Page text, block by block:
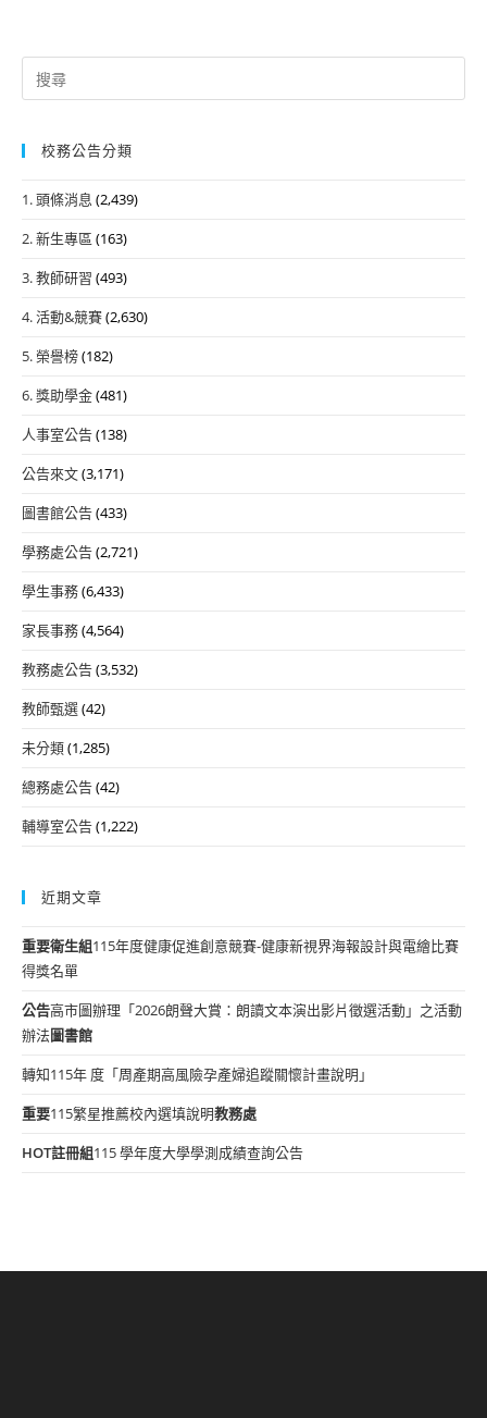
Search
for:
校務公告分類
1. 頭條消息 (2,439)
2. 新生專區 (163)
3. 教師研習 (493)
4. 活動&競賽(2,630)
5. 榮譽榜(182)
6. 獎助學金(481)
人事室公告(138)
公告來文(3,171)
圖書館公告(433)
學務處公告(2,721)
學生事務(6,433)
家長事務(4,564)
教務處公告(3,532)
教師甄選(42)
未分類(1,285)
總務處公告(42)
輔導室公告(1,222)
近期文章
重要衛生組115年度健康促進創意競賽-健康新視界海報設計與電繪比賽
得獎名單
公告高市圖辦理「2026朗聲大賞：朗讀文本演出影片徵選活動」之活動
辦法圖書館
轉知115年 度「周產期高風險孕產婦追蹤關懷計畫說明」
重要115繁星推薦校內選填說明教務處
HOT註冊組115 學年度大學學測成績查詢公告